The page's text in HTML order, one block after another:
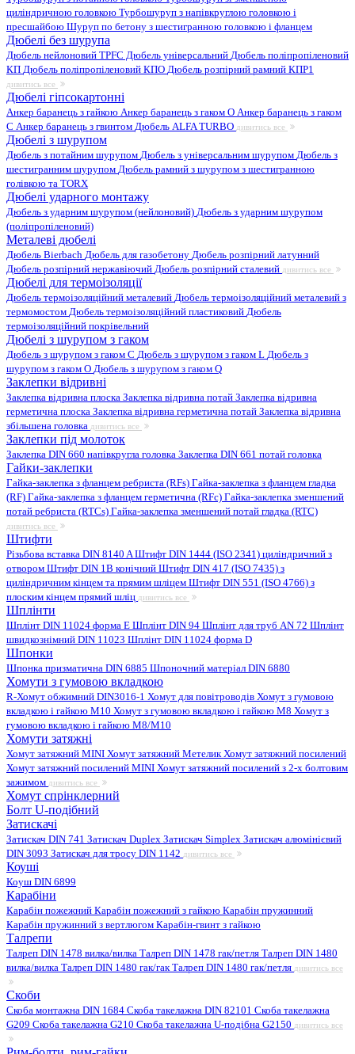
циліндричною головкою Турбошуруп з напівкруглою головкою і
пресшайбою Шуруп по бетону з шестигранною головкою і фланцем
Дюбелі без шурупа
Дюбель нейлоновий TPFC Дюбель універсальний Дюбель поліпропіленовий
КП Дюбель поліпропіленовий КПО Дюбель розпірний рамний КПР1
дивитись все
Дюбелі гіпсокартонні
Анкер баранець з гайкою Анкер баранець з гаком O Анкер баранець з гаком
С Анкер баранець з гвинтом Дюбель ALFA TURBO дивитись все
Дюбелі з шурупом
Дюбель з потайним шурупом Дюбель з універсальним шурупом Дюбель з
шестигранним шурупом Дюбель рамний з шурупом з шестигранною
голівкою та TORX
Дюбелі ударного монтажу
Дюбель з ударним шурупом (нейлоновий) Дюбель з ударним шурупом
(поліпропіленовий)
Металеві дюбелі
Дюбель Bierbach Дюбель для газобетону Дюбель розпірний латунний
Дюбель розпірний нержавіючий Дюбель розпірний сталевий дивитись все
Дюбелі для термоізоляції
Дюбель термоізоляційний металевий Дюбель термоізоляційний металевий з
термомостом Дюбель термоізоляційний пластиковий Дюбель
термоізоляційний покрівельний
Дюбелі з шурупом з гаком
Дюбель з шурупом з гаком C Дюбель з шурупом з гаком L Дюбель з
шурупом з гаком O Дюбель з шурупом з гаком Q
Заклепки відривні
Заклепка відривна плоска Заклепка відривна потай Заклепка відривна
герметична плоска Заклепка відривна герметична потай Заклепка відривна
збільшена головка дивитись все
Заклепки під молоток
Заклепка DIN 660 напівкругла головка Заклепка DIN 661 потай головка
Гайки-заклепки
Гайка-заклепка з фланцем ребриста (RFs) Гайка-заклепка з фланцем гладка
(RF) Гайка-заклепка з фланцем герметична (RFc) Гайка-заклепка зменшений
потай ребриста (RTCs) Гайка-заклепка зменшений потай гладка (RTC)
дивитись все
Штифти
Різьбова вставка DIN 8140 AШтифт DIN 1444 (ISO 2341) циліндричний з
отвором Штифт DIN 1B конічний Штифт DIN 417 (ISO 7435) з
циліндричним кінцем та прямим шліцем Штифт DIN 551 (ISO 4766) з
плоским кінцем прямий шліц дивитись все
Шплінти
Шплінт DIN 11024 форма E Шплінт DIN 94 Шплінт для труб AN 72 Шплінт
швидкознімний DIN 11023 Шплінт DIN 11024 форма D
Шпонки
Шпонка призматична DIN 6885 Шпоночний матеріал DIN 6880
Хомути з гумовою вкладкою
R-Хомут обжимний DIN3016-1 Хомут для повітроводів Хомут з гумовою
вкладкою і гайкою M10 Хомут з гумовою вкладкою і гайкою M8 Хомут з
гумовою вкладкою і гайкою М8/M10
Хомути затяжні
Хомут затяжний MINI Хомут затяжний МетеликХомут затяжний посилений
Хомут затяжний посилений MINI Хомут затяжний посилений з 2-х болтовим
зажимом дивитись все
Хомут спрінклерний
Болт U-подібний
Затискачі
Затискач DIN 741 Затискач Duplex Затискач Simplex Затискач алюмінієвий
DIN 3093 Затискач для тросу DIN 1142 дивитись все
Коуші
Коуш DIN 6899
Карабіни
Карабін пожежний Карабін пожежний з гайкою Карабін пружинний
Карабін пружинний з вертлюгом Карабін-гвинт з гайкою
Талрепи
Талреп DIN 1478 вилка/вилка Талреп DIN 1478 гак/петля Талреп DIN 1480
вилка/вилка Талреп DIN 1480 гак/гакТалреп DIN 1480 гак/петля дивитись все
Скоби
Скоба монтажна DIN 1684 Скоба такелажна DIN 82101 Скоба такелажна
G209 Скоба такелажна G210 Скоба такелажна U-подібна G2150 дивитись все